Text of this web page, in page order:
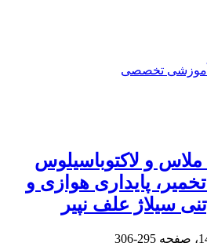
آموزشی تخصصی
و لاکتوباسیلوس
پایداری هوازی و
سیلاژ علف نپیر
295-306